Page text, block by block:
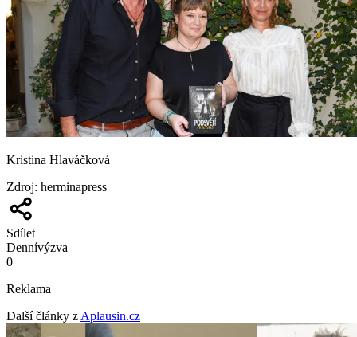
Kristina Hlaváčková
Zdroj: herminapress
Sdílet
Dennívýzva
0
Reklama
Další články z Aplausin.cz